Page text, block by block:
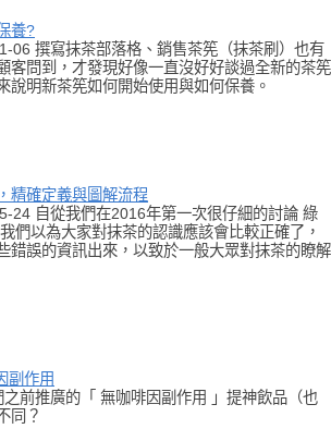
養?
06 撰寫抹茶部落格、銷售茶筅（抹茶刷）也有
客問到，才發現好像一直沒好好談過全新的茶筅
說明新茶筅如何開始使用與如何保養。
精確定義與圖解流程
24 自從我們在2016年第一次很仔細的討論 綠
們以為大家對抹茶的認識應該會比較正確了，
錯誤的資訊出來，以致於一般大眾對抹茶的瞭解
副作用
之前推廣的「 無咖啡因副作用 」提神飲品（也
同？